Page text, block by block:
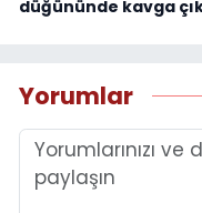
düğününde kavga
Yorumlar